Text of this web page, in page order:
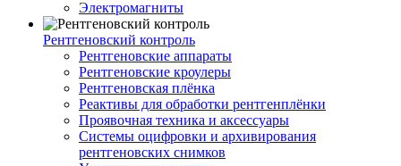
Электромагниты
Рентгеновский контроль
Рентгеновские аппараты
Рентгеновские кроулеры
Рентгеновская плёнка
Реактивы для обработки рентгенплёнки
Проявочная техника и аксессуары
Системы оцифровки и архивирования
рентгеновских снимков